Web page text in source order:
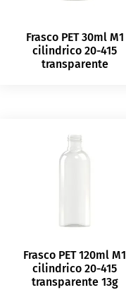
Frasco PET 30ml M1
cilindrico 20-415
transparente
Frasco PET 120ml M1
cilindrico 20-415
transparente 13g